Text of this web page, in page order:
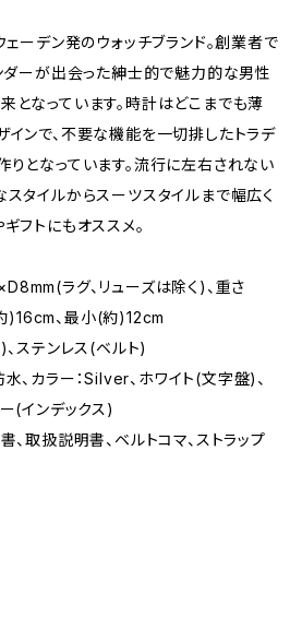
ーデン発のウォッチブランド。創業者で
ダーが出会った紳士的で魅力的な男性
となっています。時計はどこまでも薄
インで、不要な機能を一切排したトラデ
りとなっています。流行に左右されない
スタイルからスーツスタイルまで幅広く
フトにもオススメ。
ラグ、リューズは除く)、重さ
)16cm、最小(約)12cm
ステンレス(ベルト)
、カラー：Silver、ホワイト(文字盤)、
(インデックス)
、取扱説明書、ベルトコマ、ストラップ